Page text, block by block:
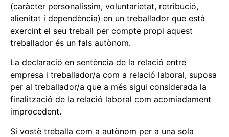
(caràcter personalíssim, voluntarietat, retribució,
alienitat i dependència) en un treballador que està
exercint el seu treball per compte propi aquest
treballador és un fals autònom.
La declaració en sentència de la relació entre
empresa i treballador/a com a relació laboral, suposa
per al treballador/a que a més sigui considerada la
finalització de la relació laboral com acomiadament
improcedent.
Si vostè treballa com a autònom per a una sola